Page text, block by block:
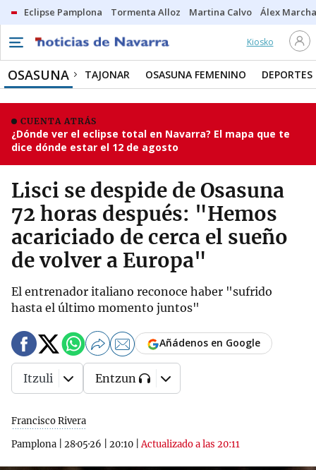
Eclipse Pamplona Tormenta Alloz Martina Calvo Álex
Kiosko
OSASUNA TAJONAR OSASUNA FEMENINO DEPORTES
CUENTA ATRÁS
¿Dónde ver el eclipse total en Navarra? El mapa que te
dice dónde estar el 12 de agosto
Lisci se despide de Osasuna
72 horas después: "Hemos
acariciado de cerca el sueño
de volver a Europa"
El entrenador italiano reconoce haber "sufrido
hasta el último momento juntos"
Francisco Rivera
Pamplona
28·05·26 20:10 |Actualizado a las 20:11
Añádenos en Google
Itzuli Entzun